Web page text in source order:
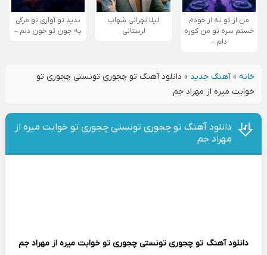
من از تو نه از خودم
خستم سره تو من کوره
دلم –
لیلا تهرانی شهاب
لرستانی
ندید تو آواری تو مرگی
به جون تو خون دلم –
خانه»آهنگ جدید » دانلود آهنگ تو‌ چجوری تونستی چجوری تو
خوابت میره از مهراد جم
دانلود آهنگ تو‌ چجوری تونستی چجوری تو خوابت میره از
مهراد جم
دانلود آهنگ تو‌ چجوری تونستی چجوری تو خوابت میره از مهراد جم